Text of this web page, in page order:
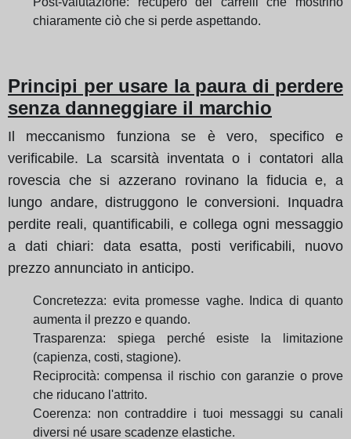
chiaramente ciò che si perde aspettando.
Principi per usare la paura di perdere
senza danneggiare il marchio
Il meccanismo funziona se è vero, specifico e
verificabile. La scarsità inventata o i contatori alla
rovescia che si azzerano rovinano la fiducia e, a
lungo andare, distruggono le conversioni. Inquadra
perdite reali, quantificabili, e collega ogni messaggio
a dati chiari: data esatta, posti verificabili, nuovo
prezzo annunciato in anticipo.
Concretezza: evita promesse vaghe. Indica di quanto
aumenta il prezzo e quando.
Trasparenza: spiega perché esiste la limitazione
(capienza, costi, stagione).
Reciprocità: compensa il rischio con garanzie o prove
che riducano l'attrito.
Coerenza: non contraddire i tuoi messaggi su canali
diversi né usare scadenze elastiche.